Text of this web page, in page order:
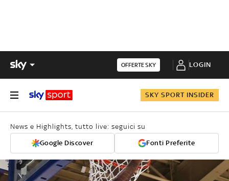
OFFERTE SKY LOGIN
SKY SPORT INSIDER
News e Highlights, tutto live: seguici su
Google Discover Fonti Preferite